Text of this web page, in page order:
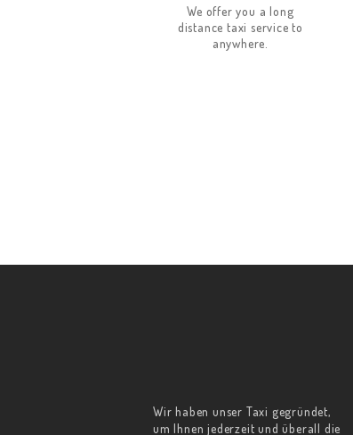
We offer you a long
distance taxi service to
anywhere.
Wir haben unser Taxi gegründet,
um Ihnen jederzeit und überall die